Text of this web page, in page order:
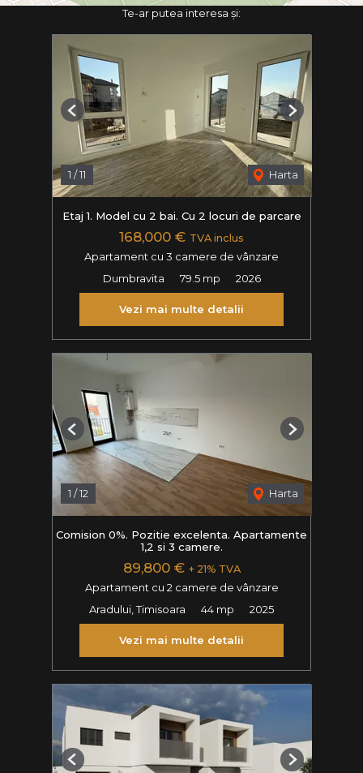
Te-ar putea interesa și:
1 /11 Harta
Previous Next
Etaj 1. Model cu 2 bai. Cu 2 locuri de parcare
168,000 € TVA inclus
Apartament cu 3 camere de vânzare
Dumbravita
79.5 mp 2026
Vezi mai multe detalii
1 /12 Harta
Previous Next
Comision 0%. Pozitie excelenta. Apartamente
1,2 si 3 camere.
89,800 € + 21% TVA
Apartament cu 2 camere de vânzare
Aradului, Timisoara
44 mp 2025
Vezi mai multe detalii
Previous Next